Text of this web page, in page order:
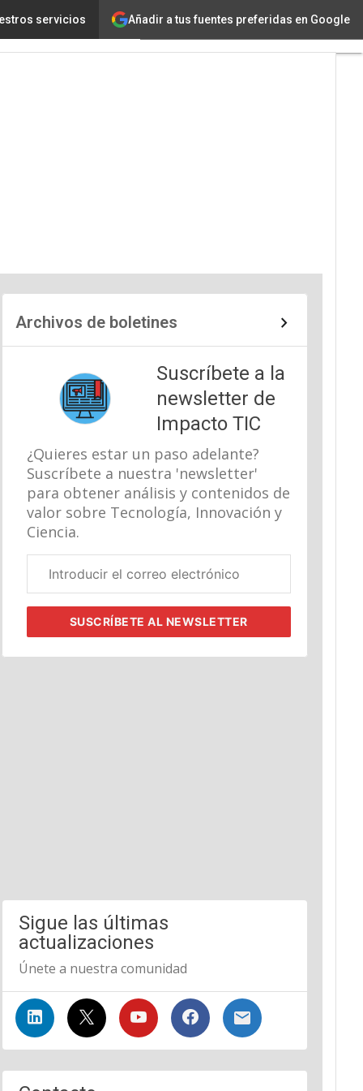
Añadir a tus fuentes preferidas en Google
servicios
Archivos de boletines
Suscríbete a la
newsletter de
Impacto TIC
¿Quieres estar un paso adelante?
Suscríbete a nuestra 'newsletter'
para obtener análisis y contenidos de
valor sobre Tecnología, Innovación y
Ciencia.
electrónico
SUSCRÍBETEAL NEWSLETTER
Sigue las últimas
actualizaciones
Únete a nuestra comunidad